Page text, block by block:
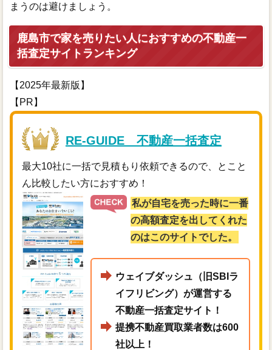
まうのは避けましょう。
鹿島市で家を売りたい人におすすめの不動産一
括査定サイトランキング
【2025年最新版】
【PR】
RE-GUIDE 不動産一括査定
最大10社に一括で見積もり依頼できるので、とこと
ん比較したい方におすすめ！
私が自宅を売った時に一番
の高額査定を出してくれた
のはこのサイトでした。
ウェイブダッシュ（旧SBIラ
イフリビング）が運営する
不動産一括査定サイト！
提携不動産買取業者数は600
社以上！